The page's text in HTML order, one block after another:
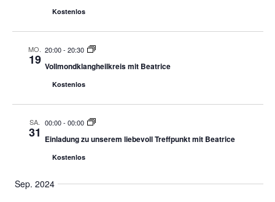
Kostenlos
MO.
19
20:00- 20:30
Vollmondklangheilkreis mit Beatrice
Kostenlos
SA.
31
00:00- 00:00
Einladung zu unserem liebevoll Treffpunkt mit Beatrice
Kostenlos
Sep. 2024